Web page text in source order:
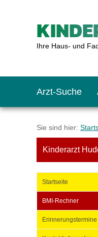
Ihre Haus- und
Arzt-Suche
Sie sind hier:
Kinderarzt
Startseite
BMI-Rechner
Erinnerungstermine